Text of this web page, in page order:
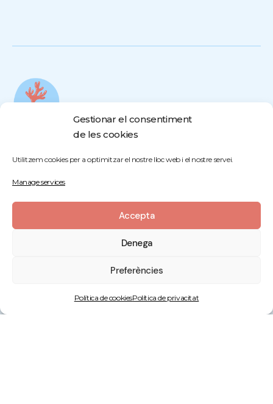
Gestionar el consentiment
de les cookies
Utilitzem cookies per a optimitzar el nostre lloc web i el nostre servei.
Manage services
Accepta
Denega
Preferències
Política de cookiesPolítica de privacitat
Centre de Ioga
17257 Torroella de Montgrí, Girona